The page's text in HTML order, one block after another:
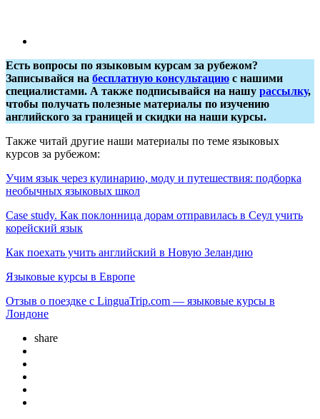
Есть вопросы по языковым курсам за рубежом?
Записывайся на бесплатную консультацию с нашими
специалистами. А также подписывайся на нашу рассылку,
чтобы получать полезные материалы по изучению
английского за границей и скидки на наши курсы.
Также читай другие наши материалы по теме языковых
курсов за рубежом:
Учим язык через кулинарию, моду и путешествия: подборка
необычных языковых школ
Case study. Как поклонница дорам отправилась в Сеул учить
корейский язык
Как поехать учить английский в Новую Зеландию
Языковые курсы в Европе
Отзыв о поездке с LinguaTrip.com — языковые курсы в
Лондоне
share